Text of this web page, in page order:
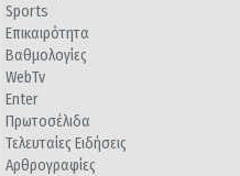
Sports
Επικαιρότητα
Βαθμολογίες
WebTv
Enter
Πρωτοσέλιδα
Τελευταίες Ειδήσεις
Αρθρογραφίες